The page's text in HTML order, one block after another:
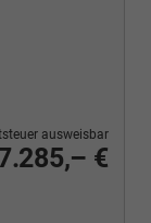
€
ausweisbar